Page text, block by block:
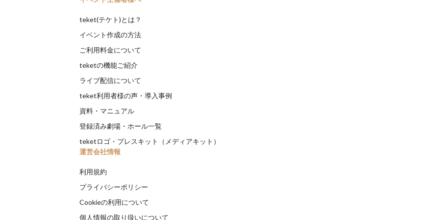
teket(テケト)とは？
イベント作成の方法
ご利用料金について
teketの機能ご紹介
ライブ配信について
teket利用者様の声・導入事例
資料・マニュアル
登録済み劇場・ホール一覧
teketロゴ・プレスキット（メディアキット）
運営会社情報
利用規約
プライバシーポリシー
Cookieの利用について
個人情報の取り扱いについて